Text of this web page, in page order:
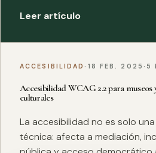
Leer artículo
ACCESIBILIDAD · 18 FEB. 2025 · 5
Accesibilidad WCAG 2.2 para museos
culturales
La accesibilidad no es solo
técnica: afecta a mediación,